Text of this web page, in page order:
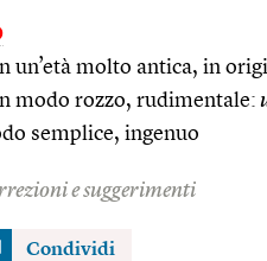
un’età molto antica, in
modo rozzo, rudimentale:
semplice, ingenuo
e suggerimenti
Condividi